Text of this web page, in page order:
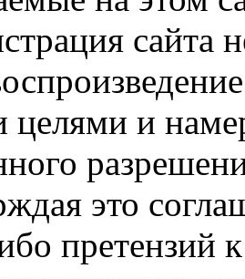
сайта
и
это
претензий